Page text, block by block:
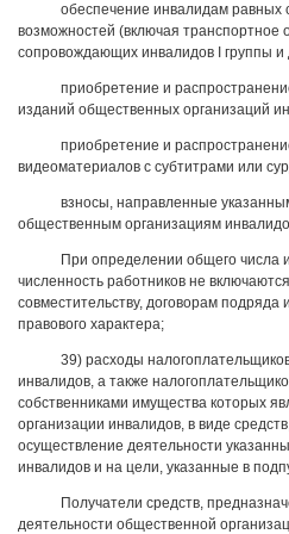
обеспечение инвалидам равных
возможностей (включая транспортное
сопровождающих инвалидов I группы и
приобретение и
изданий общественных организаций
приобретение и
видеоматериалов с субтитрами или
взносы, направленные
общественным организациям
При определении общего числа
численность работников не
совместительству, договорам подряда
правового характера;
39) расходы
инвалидов, а также
собственниками имущества которых
организации инвалидов, в виде
осуществление деятельности
инвалидов и на цели, указанные в
Получатели средств,
деятельности общественной